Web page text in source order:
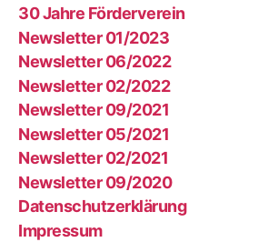
30 Jahre Förderverein
Newsletter 01/2023
Newsletter 06/2022
Newsletter 02/2022
Newsletter 09/2021
Newsletter 05/2021
Newsletter 02/2021
Newsletter 09/2020
Datenschutzerklärung
Impressum